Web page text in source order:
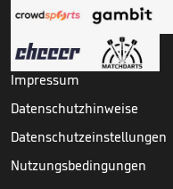
Impressum
Datenschutzhinweise
Datenschutzeinstellungen
Nutzungsbedingungen